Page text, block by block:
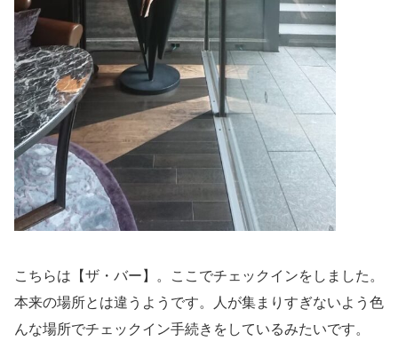
こちらは【ザ・バー】。ここでチェックインをしました。
本来の場所とは違うようです。人が集まりすぎないよう色
んな場所でチェックイン手続きをしているみたいです。